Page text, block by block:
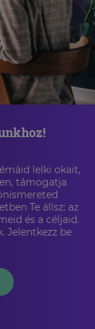
lelki okait,
támogatja
Te állsz: az
és a céljaid.
Jelentkezz be